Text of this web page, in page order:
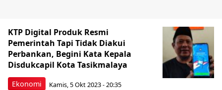
Ekonomi
KTP Digital Produk Resmi
Pemerintah Tapi Tidak Diakui
Perbankan, Begini Kata Kepala
Disdukcapil Kota Tasikmalaya
Kamis, 5 Okt 2023 - 20:35